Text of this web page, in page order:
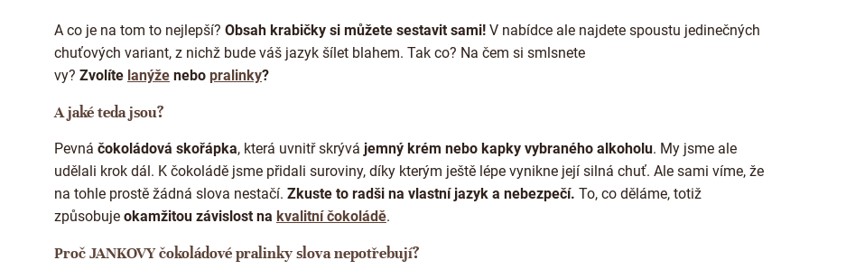
y
A co je na tom to nejlepší? Obsah krabičky si můžete sestavit sami! V nabídce ale najdete spoustu jedinečných
chuťových variant, z nichž bude váš jazyk šílet blahem. Tak co? Na čem si smlsnete
vy? Zvolíte lanýže nebo pralinky?
A jaké teda jsou?
Pevná čokoládová skořápka, která uvnitř skrývá jemný krém nebo kapky vybraného alkoholu. My jsme ale
udělali krok dál. K čokoládě jsme přidali suroviny, díky kterým ještě lépe vynikne její silná chuť. Ale sami víme, že
na tohle prostě žádná slova nestačí. Zkuste to radši na vlastní jazyk a nebezpečí. To, co děláme, totiž
způsobuje okamžitou závislost na kvalitní čokoládě.
Proč JANKOVY čokoládové pralinky slova nepotřebují?